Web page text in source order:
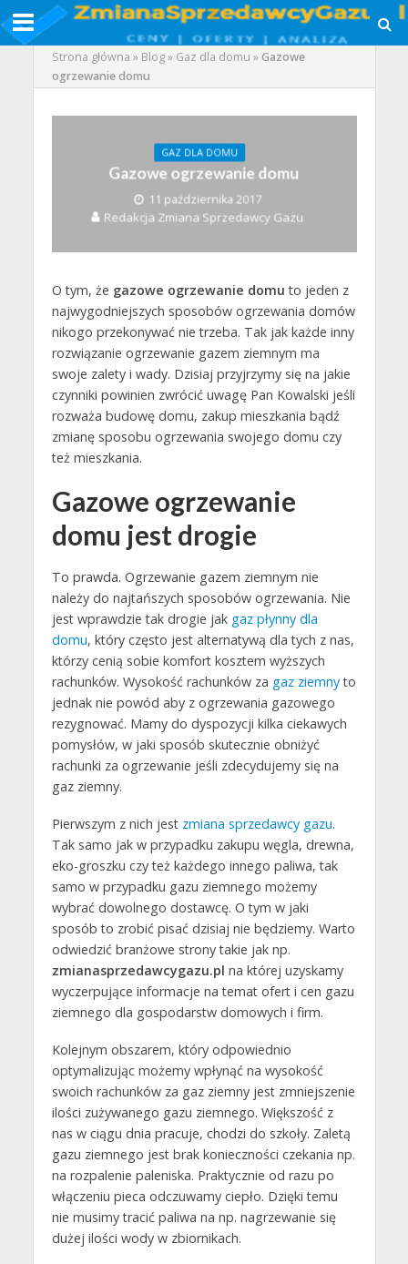
Strona główna » Blog» Gaz dla domu »Gazowe
ogrzewanie domu
GAZ DLA DOMU
Gazowe ogrzewanie domu
11 października 2017
Redakcja Zmiana Sprzedawcy Gazu
O tym, że gazowe ogrzewanie domu to jeden z
najwygodniejszych sposobów ogrzewania domów
nikogo przekonywać nie trzeba. Tak jak każde inny
rozwiązanie ogrzewanie gazem ziemnym ma
swoje zalety i wady. Dzisiaj przyjrzymy się na jakie
czynniki powinien zwrócić uwagę Pan Kowalski jeśli
rozważa budowę domu, zakup mieszkania bądź
zmianę sposobu ogrzewania swojego domu czy
też mieszkania.
Gazowe ogrzewanie
domu jest drogie
To prawda. Ogrzewanie gazem ziemnym nie
należy do najtańszych sposobów ogrzewania. Nie
jest wprawdzie tak drogie jak gaz płynny dla
domu, który często jest alternatywą dla tych z nas,
którzy cenią sobie komfort kosztem wyższych
rachunków. Wysokość rachunków za gaz ziemnyto
jednak nie powód aby z ogrzewania gazowego
rezygnować. Mamy do dyspozycji kilka ciekawych
pomysłów, w jaki sposób skutecznie obniżyć
rachunki za ogrzewanie jeśli zdecydujemy się na
gaz ziemny.
Pierwszym z nich jest zmiana sprzedawcy gazu.
Tak samo jak w przypadku zakupu węgla, drewna,
eko-groszku czy też każdego innego paliwa, tak
samo w przypadku gazu ziemnego możemy
wybrać dowolnego dostawcę. O tym w jaki
sposób to zrobić pisać dzisiaj nie będziemy. Warto
odwiedzić branżowe strony takie jak np.
zmianasprzedawcygazu.pl na której uzyskamy
wyczerpujące informacje na temat ofert i cen gazu
ziemnego dla gospodarstw domowych i firm.
Kolejnym obszarem, który odpowiednio
optymalizując możemy wpłynąć na wysokość
swoich rachunków za gaz ziemny jest zmniejszenie
ilości zużywanego gazu ziemnego. Większość z
nas w ciągu dnia pracuje, chodzi do szkoły. Zaletą
gazu ziemnego jest brak konieczności czekania np.
na rozpalenie paleniska. Praktycznie od razu po
włączeniu pieca odczuwamy ciepło. Dzięki temu
nie musimy tracić paliwa na np. nagrzewanie się
dużej ilości wody w zbiornikach.